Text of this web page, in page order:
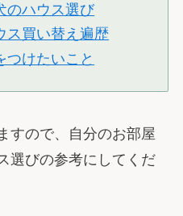
のハウス選び
ス買い替え遍歴
つけたいこと
すので、自分のお部屋
選びの参考にしてくだ